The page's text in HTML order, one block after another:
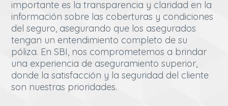
importante es la transparencia y claridad en la
información sobre las coberturas y condiciones
del seguro, asegurando que los asegurados
tengan un entendimiento completo de su
póliza. En SBI, nos comprometemos a brindar
una experiencia de aseguramiento superior,
donde la satisfacción y la seguridad del cliente
son nuestras prioridades.